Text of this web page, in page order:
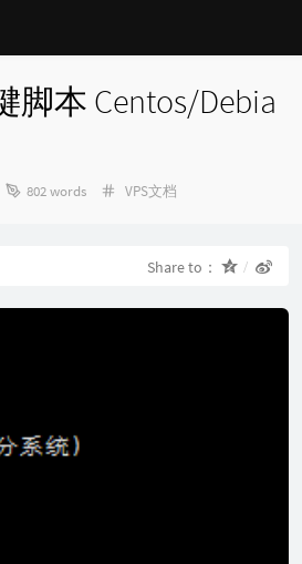
脚本 Centos/Debia
802 words Categories：
VPS文档
Share to：